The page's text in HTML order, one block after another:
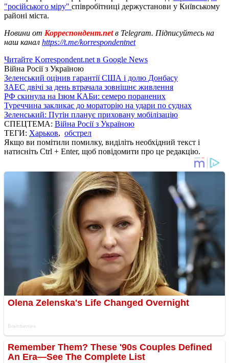
"російського міру" співробітниці держустанови у Київському
районі міста.
Новини от Корреспондент.netв Telegram. Підписуйтесь на
наш канал https://t.me/korrespondentnet
Читайте Korrespondent.net в Google News
Війна Росії з Україною
Зеленський оцінив гарантії США і долю Донбасу
ЗАЕС двічі за день втрачала зовнішнє живлення
РФ скинула на Ізюм КАБи: семеро поранених
Туреччина закликає до мораторію на удари по суднах
Зеленський: Путін планує приховану мобілізацію
СПЕЦТЕМА: Війна Росії з Україною
ТЕГИ: Харьков, обстрел
Якщо ви помітили помилку, виділіть необхідний текст і
натисніть Ctrl + Enter, щоб повідомити про це редакцію.